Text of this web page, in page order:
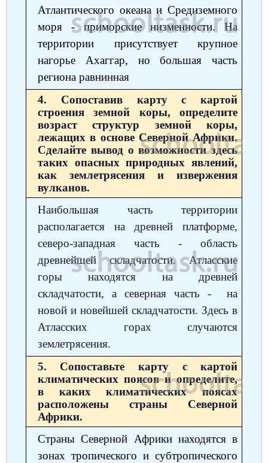
Атлантического океана и Средиземного
моря - приморские низменности. На
территории присутствует крупное
нагорье Ахаггар, но большая часть
региона равнинная
4. Сопоставив карту с картой
строения земной коры, определите
возраст структур земной коры,
лежащих в основе Северной Африки.
Сделайте вывод о возможности здесь
таких опасных природных явлений,
как землетрясения и извержения
вулканов.
Наибольшая часть территории
располагается на древней платформе,
северо-западная часть - область
древнейшей складчатости. Атласские
горы находятся на древней
складчатости, а северная часть - на
новой и новейшей складчатости. Здесь в
Атласских горах случаются
землетрясения.
5. Сопоставьте карту с картой
климатических поясов и определите,
в каких климатических поясах
расположены страны Северной
Африки.
Страны Северной Африки находятся в
зонах тропического и субтропического